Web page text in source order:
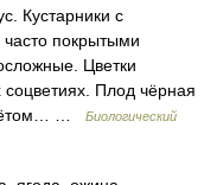
Кустарники с
покрытыми
Цветки
Плод чёрная
…
Биологический